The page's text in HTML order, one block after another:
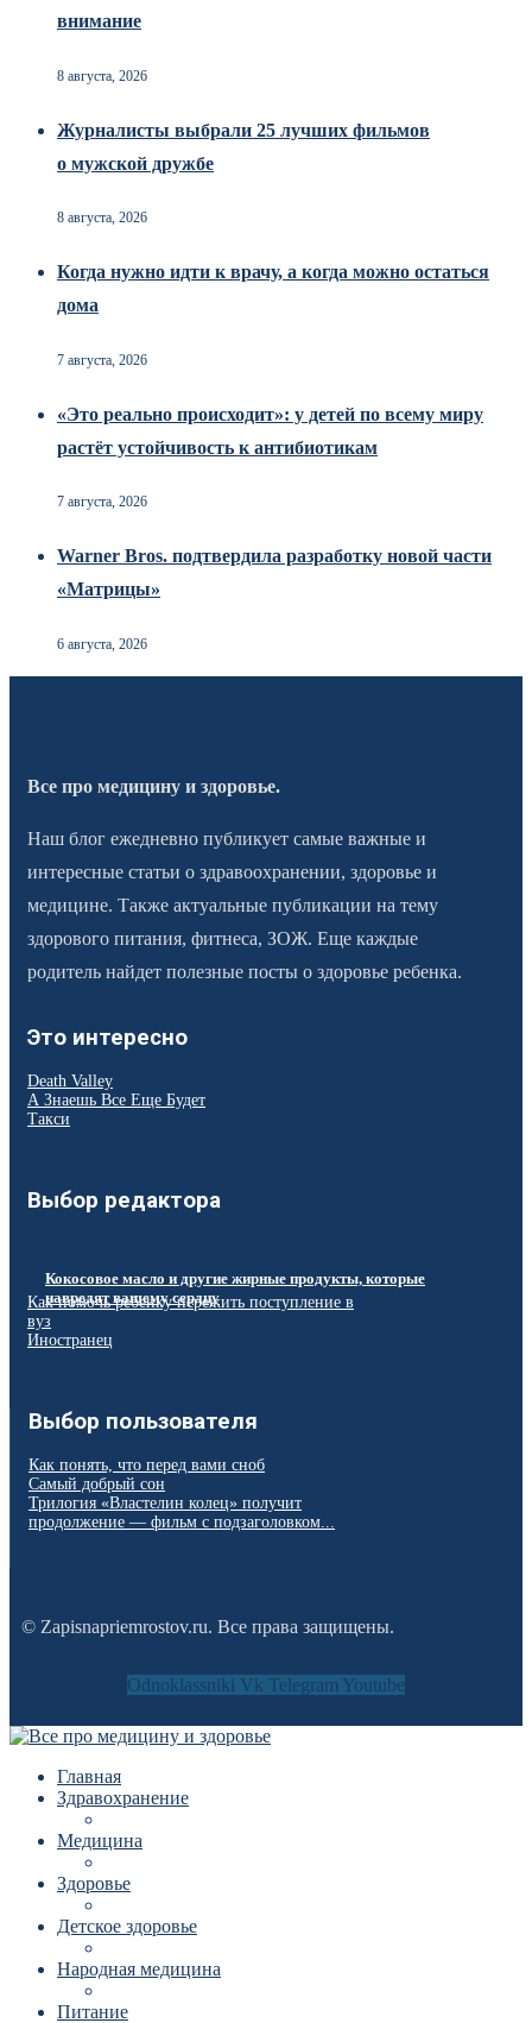
внимание
8 августа, 2026
Журналисты выбрали 25 лучших фильмов
о мужской дружбе
8 августа, 2026
Когда нужно идти к врачу, а когда можно остаться
дома
7 августа, 2026
«Это реально происходит»: у детей по всему миру
растёт устойчивость к антибиотикам
7 августа, 2026
Warner Bros. подтвердила разработку новой части
«Матрицы»
6 августа, 2026
Все про медицину и здоровье.
Наш блог ежедневно публикует самые важные и
интересные статьи о здравоохранении, здоровье и
медицине. Также актуальные публикации на тему
здорового питания, фитнеса, ЗОЖ. Еще каждые
родитель найдет полезные посты о здоровье ребенка.
Это интересно
Death Valley
А Знаешь Все Еще Будет
Такси
Выбор редактора
Кокосовое масло и другие жирные продукты, которые
навредят вашему сердцу
Как помочь ребенку пережить поступление в
вуз
Иностранец
Выбор пользователя
Как понять, что перед вами сноб
Самый добрый сон
Трилогия «Властелин колец» получит
продолжение — фильм с подзаголовком...
© Zapisnapriemrostov.ru. Все права защищены.
Odnoklassniki Vk Telegram Youtube
Главная
Здравохранение
Медицина
Здоровье
Детское здоровье
Народная медицина
Питание